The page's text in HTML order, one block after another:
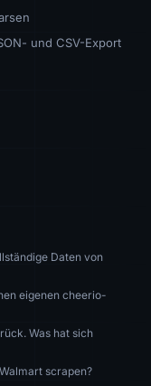
und CSV-Export
Daten von
eigenen cheerio-
Was hat sich
scrapen?